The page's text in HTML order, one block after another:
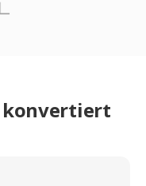
konvertiert